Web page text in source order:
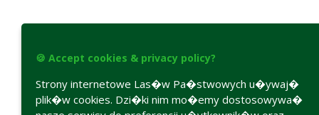
🍪 Accept cookies & privacy policy?
Strony internetowe Las�w Pa�stwowych u�ywaj�
plik�w cookies. Dzi�ki nim mo�emy dostosowywa�